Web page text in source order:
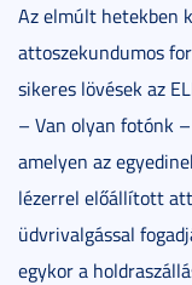
Az elmúlt hetekben
attoszekundumos
sikeres lövések az
– Van olyan fotónk –
amelyen az
lézerrel előállított
üdvrivalgással
egykor a